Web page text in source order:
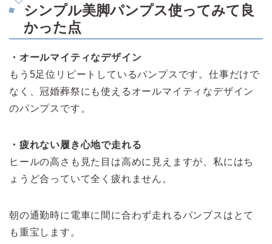
シンプル美脚パンプス使ってみて良
かった点
・オールマイティなデザイン
もう5足位リピートしているパンプスです。仕事だけで
なく、冠婚葬祭にも使えるオールマイティなデザイン
のパンプスです。
・疲れない履き心地で走れる
ヒールの高さも見た目は高めに見えますが、私にはち
ょうど合っていて全く疲れません。
朝の通勤時に電車に間に合わず走れるパンプスはとて
も重宝します。